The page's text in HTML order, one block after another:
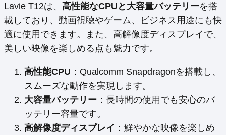
Lavie T12は、 高性能なCPUと大容量バッテリーを搭
載しており、動画視聴やゲーム、ビジネス用途にも快
適に使用できます。また、高解像度ディスプレイで、
美しい映像を楽しめる点も魅力です。
高性能CPU ：Qualcomm Snapdragonを搭載し、
スムーズな動作を実現します。
大容量バッテリー ：長時間の使用でも安心のバ
ッテリー容量です。
高解像度ディスプレイ ：鮮やかな映像を楽しめ